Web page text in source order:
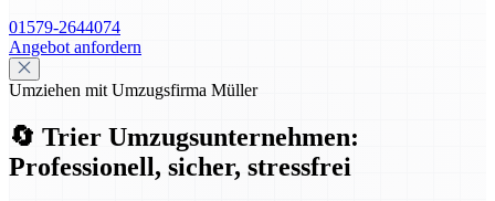
01579-2644074
Angebot anfordern
Umziehen mit Umzugsfirma Müller
🔄 Trier Umzugsunternehmen:
Professionell, sicher, stressfrei